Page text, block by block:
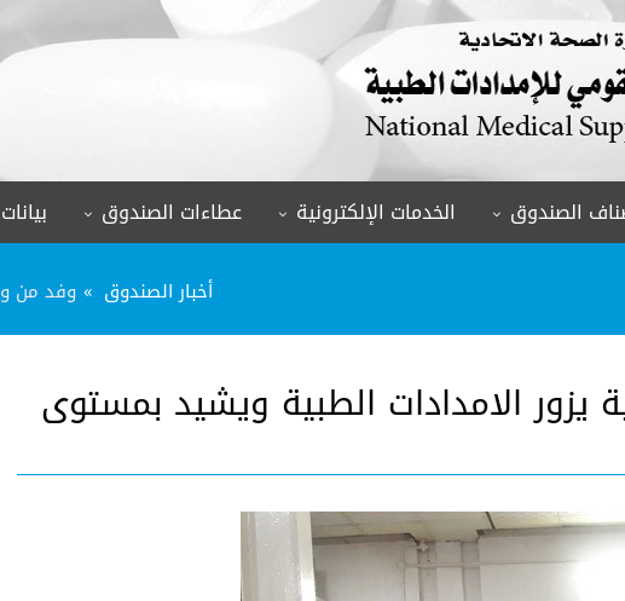
الصندوق الخدمات الإلكترونية عطاءات الصندوق
أخبار الصندوق وفد من
يزور الامدادات الطبية ويشيد بمستوى